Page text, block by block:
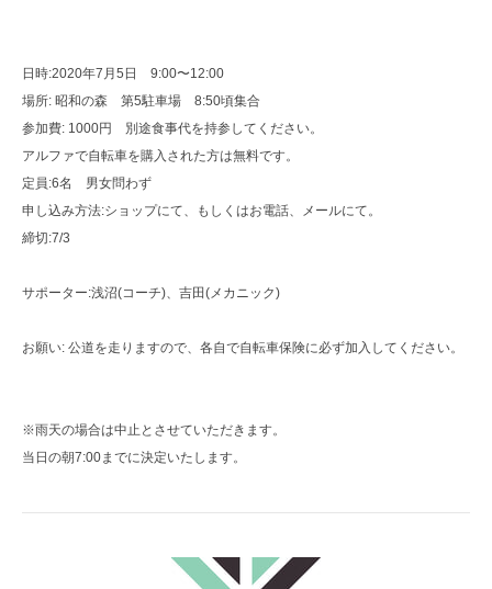
日時:2020年7月5日 9:00〜12:00
場所: 昭和の森 第5駐車場 8:50頃集合
参加費: 1000円 別途食事代を持参してください。
アルファで自転車を購入された方は無料です。
定員:6名 男女問わず
申し込み方法:ショップにて、もしくはお電話、メールにて。
締切:7/3
サポーター:浅沼(コーチ)、吉田(メカニック)
お願い: 公道を走りますので、各自で自転車保険に必ず加入してください。
※雨天の場合は中止とさせていただきます。
当日の朝7:00までに決定いたします。